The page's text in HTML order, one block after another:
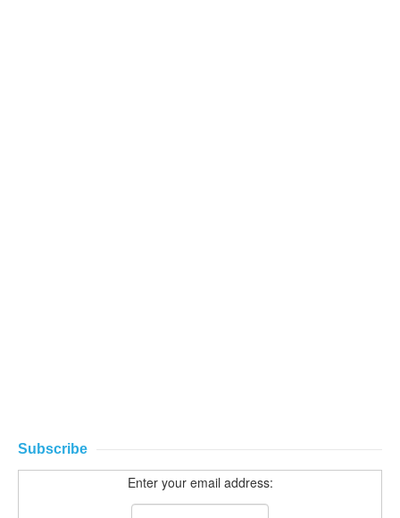
Subscribe
Enter your email address: